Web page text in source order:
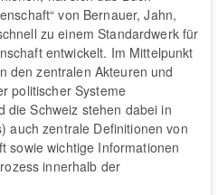
von Bernauer, Jahn,
zu einem Standardwerk für
entwickelt. Im Mittelpunkt
den zentralen Akteuren und
politischer Systeme
die Schweiz stehen dabei in
auch zentrale Definitionen von
sowie wichtige Informationen
innerhalb der